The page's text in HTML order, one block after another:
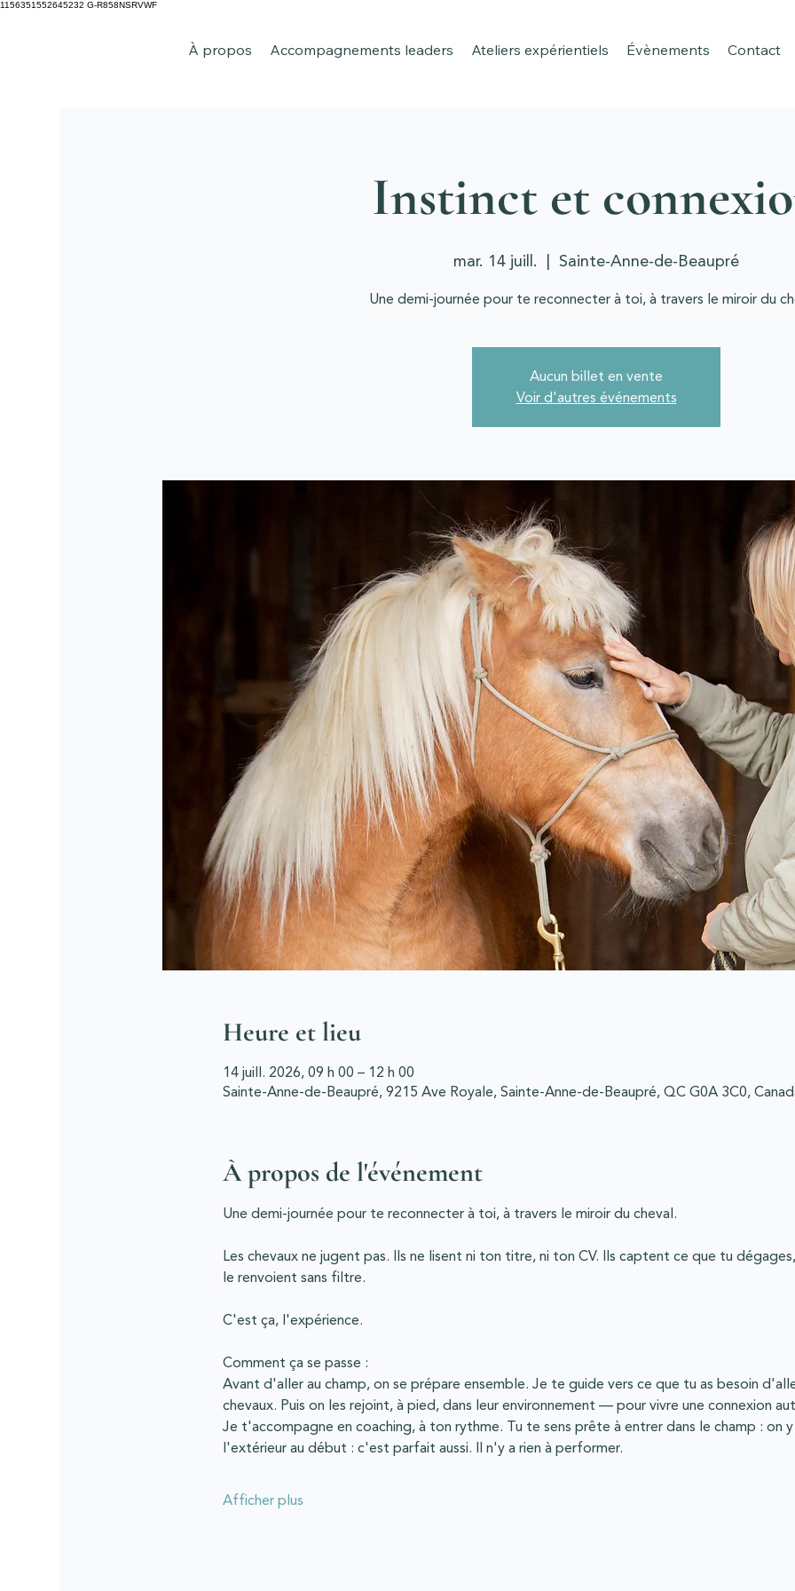
1156351552645232 G-R858NSRVWF
À propos Accompagnements leaders Ateliers expérientiels Évènements Contact
Instinct et
mar. 14 juill.
  |
Sainte-Anne-de-Beaupré
Une demi-journée pour te reconnecter à toi, à travers le miroir du
Aucun billet en vente
Voir d'autres événements
Heure et lieu
14 juill. 2026, 09 h 00 – 12 h 00
Sainte-Anne-de-Beaupré, 9215 Ave Royale, Sainte-Anne-de-Beaupré, QC G0A 3C0,
À propos de l'événement
Une demi-journée pour te reconnecter à toi, à travers le miroir du cheval.
Les chevaux ne jugent pas. Ils ne lisent ni ton titre, ni ton CV. Ils captent ce que tu
le renvoient sans filtre.
C'est ça, l'expérience.
Comment ça se passe :
Avant d'aller au champ, on se prépare ensemble. Je te guide vers ce que tu as besoin
chevaux. Puis on les rejoint, à pied, dans leur environnement — pour vivre une connexion
Je t'accompagne en coaching, à ton rythme. Tu te sens prête à entrer dans le champ : on
l'extérieur au début : c'est parfait aussi. Il n'y a rien à performer.
Afficher plus